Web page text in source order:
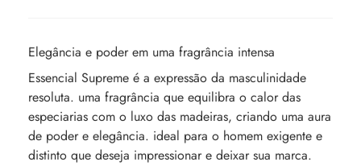
Elegância e poder em uma fragrância intensa
Essencial Supreme é a expressão da masculinidade
resoluta. uma fragrância que equilibra o calor das
especiarias com o luxo das madeiras, criando uma aura
de poder e elegância. ideal para o homem exigente e
distinto que deseja impressionar e deixar sua marca.